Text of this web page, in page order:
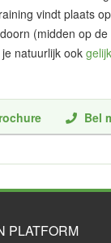
vindt plaats
(midden op
natuurlijk ook
Bel
PLATFORM